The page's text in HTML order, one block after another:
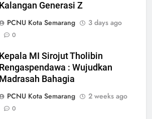
Kalangan Generasi Z
PCNU Kota Semarang
3 days ago
0
Kepala MI Sirojut Tholibin
Rengaspendawa : Wujudkan
Madrasah Bahagia
PCNU Kota Semarang
2 weeks ago
0
Makesta Raya Perkuat Idiologi
lingkungan Pelajar Yayasan Al
Fattah
BANOM BERITA
MENGENANG EYANG
SASTROHAMIJOYO, SANTRI